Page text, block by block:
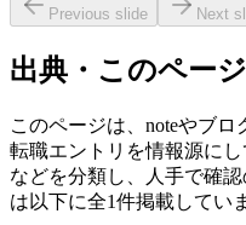
Previous slide Next
出典・このペー
このページは、noteやブ
転職エントリを情報源に
などを分類し、人手で確
は以下に全1件掲載してい